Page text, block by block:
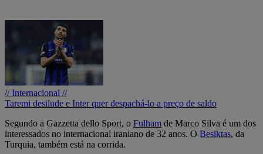
// Internacional //
Taremi desilude e Inter quer despachá-lo a preço de saldo
Segundo a Gazzetta dello Sport, o Fulham de Marco Silva é um dos
interessados no internacional iraniano de 32 anos. O Besiktas, da
Turquia, também está na corrida.